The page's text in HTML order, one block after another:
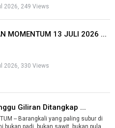
2026, 249 Views
MOMENTUM 13 JULI 2026 ...
2026, 330 Views
Giliran Ditangkap ...
-- Barangkali yang paling subur di
bukan padi, bukan sawit, bukan pula